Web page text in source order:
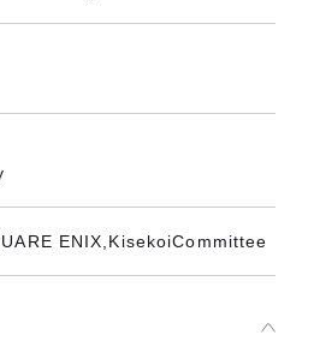
ENIX,KisekoiCommittee